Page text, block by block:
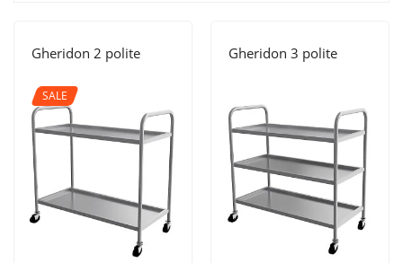
Gheridon 2 polite
SALE
Gheridon 3 polite